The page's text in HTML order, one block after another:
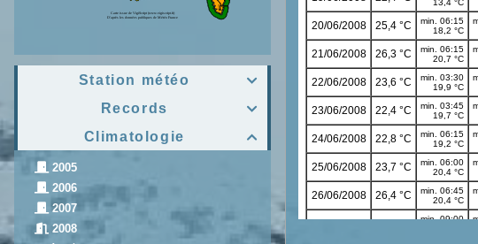

Station météo

Records

Climatologie
2005
2006
2007
2008